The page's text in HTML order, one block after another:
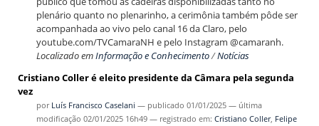
plenário quanto no plenarinho, a cerimônia também pôde ser
acompanhada ao vivo pelo canal 16 da Claro, pelo
youtube.com/TVCamaraNH e pelo Instagram @camaranh.
Localizado emInformação e Conhecimento/Notícias
Cristiano Coller é eleito presidente da Câmara pela segunda
vez
por Luís Francisco Caselani — publicado 01/01/2025 — última
modificação 02/01/2025 16h49 — registrado em: Cristiano Coller, Felipe